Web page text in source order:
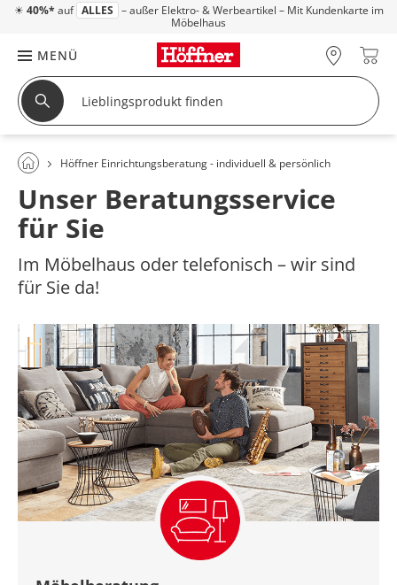
☀ 40%* auf ALLES – außer Elektro- & Werbeartikel – Mit Kundenkarte im
Möbelhaus
MENÜ
Höffner Einrichtungsberatung - individuell & persönlich
Unser Beratungsservice
für Sie
Im Möbelhaus oder telefonisch – wir sind
für Sie da!